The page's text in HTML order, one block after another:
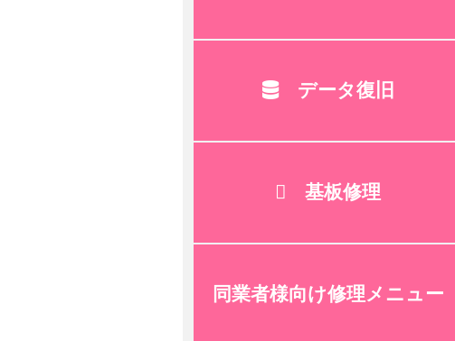
データ復旧
基板修理
同業者様向け修理メニュー